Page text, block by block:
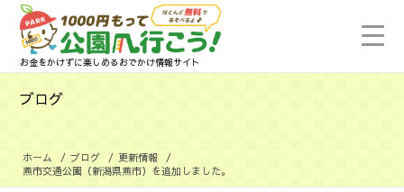
お金をかけずに楽しめるおでかけ情報サイト
ブログ
ホーム / ブログ / 更新情報
/
燕市交通公園（新潟県燕市）を追加しました。